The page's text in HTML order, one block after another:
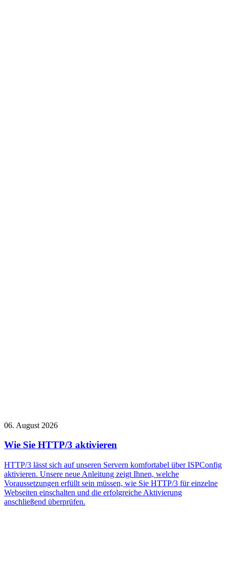
06. August 2026
Wie Sie HTTP/3 aktivieren
HTTP/3 lässt sich auf unseren Servern komfortabel über ISPConfig
aktivieren. Unsere neue Anleitung zeigt Ihnen, welche
Voraussetzungen erfüllt sein müssen, wie Sie HTTP/3 für einzelne
Webseiten einschalten und die erfolgreiche Aktivierung
anschließend überprüfen.